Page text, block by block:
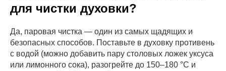
для чистки духовки?
Да, паровая чистка — один из самых щадящих и
безопасных способов. Поставьте в духовку противень
с водой (можно добавить пару столовых ложек уксуса
или лимонного сока), разогрейте до 150–180 °C и
Получи 5000 ₽